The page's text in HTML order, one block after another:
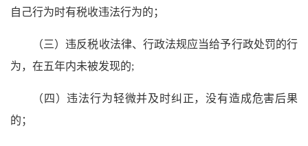
自己行为时有税收违法行为的；
（三）违反税收法律、行政法规应当给予行政处罚的行
为，在五年内未被发现的;
（四）违法行为轻微并及时纠正，没有造成危害后果
的；